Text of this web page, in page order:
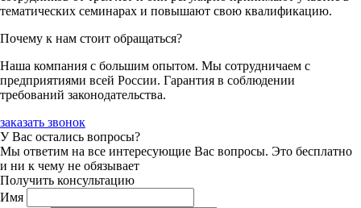
тематических семинарах и повышают свою квалификацию.
Почему к нам стоит обращаться?
Наша компания с большим опытом. Мы сотрудничаем с
предприятиями всей России. Гарантия в соблюдении
требований законодательства.
заказать звонок
У Вас остались вопросы?
Мы ответим на все интересующие Вас вопросы. Это бесплатно
и ни к чему не обязывает
Получить консультацию
Имя